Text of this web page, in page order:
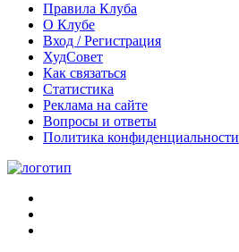
Правила Клуба
О Клубе
Вход / Регистрация
ХудСовет
Как связаться
Статистика
Реклама на сайте
Вопросы и ответы
Политика конфиденциальности